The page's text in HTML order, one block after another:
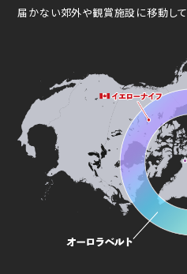
届かない郊外や観賞施設に移動して